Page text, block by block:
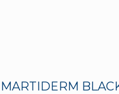
MARTIDERM